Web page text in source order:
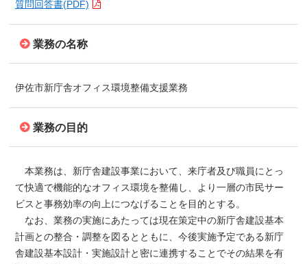
質問回答書(PDF)
業務の名称
伊佐市新庁舎オフィス環境整備支援業務
業務の目的
本業務は、新庁舎建設事業において、来庁者及び職員にとっ
て快適で機能的なオフィス環境を整備し、より一層の市民サー
ビスと事務効率の向上につなげることを目的とする。
なお、業務の実施にあたっては現在策定中の新庁舎建設基本
計画との整合・調整を図るとともに、今後実施予定である新庁
舎建設基本設計・実施設計と密に連携することでその結果を有